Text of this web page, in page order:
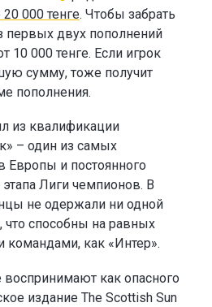
000 тенге. Чтобы забрать
первых двух пополнений
10 000 тенге. Если игрок
сумму, тоже получит
пополнения.
из квалификации
– один из самых
Европы и постоянного
этапа Лиги чемпионов. В
не одержали ни одной
что способны на равных
командами, как «Интер».
воспринимают как опасного
издание The Scottish Sun